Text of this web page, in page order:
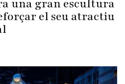
una gran escultura
el seu atractiu